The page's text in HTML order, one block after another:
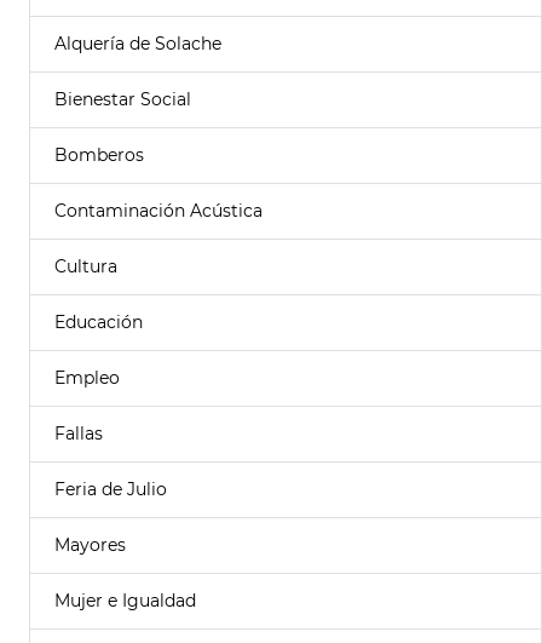
Alquería de Solache
Bienestar Social
Bomberos
Contaminación Acústica
Cultura
Educación
Empleo
Fallas
Feria de Julio
Mayores
Mujer e Igualdad